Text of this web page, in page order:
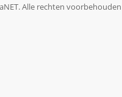
Alle rechten